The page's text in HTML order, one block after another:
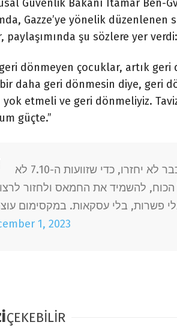
Güvenlik Bakanı Itamar Ben-
Gazze’ye yönelik
paylaşımında şu sözlere yer verdi:
dönmeyen çocuklar, artık
daha geri dönmesin diye, geri
yok etmeli ve geri dönmeliyiz.
güçte.”
למען הילדים שעוד לא חזרו, למען הנרצחים שכבר לא יחזרו, כדי שזוועות ה-7.10 לא
הכוח, להשמיד את החמאס ולחזור
פשרות, בלי עסקאות. במקסימום
1, 2023
ÇEKEBİLİR